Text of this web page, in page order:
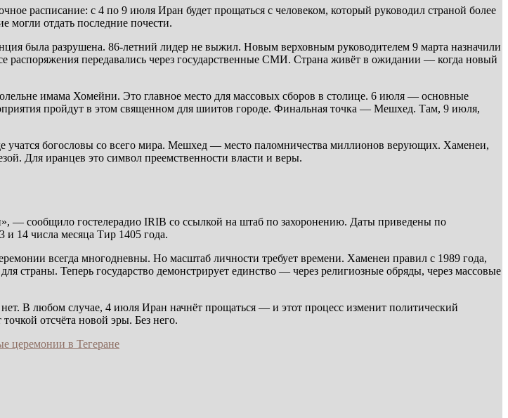
расписание: с 4 по 9 июля Иран будет прощаться с человеком, который руководил страной более
могли отдать последние почести.
была разрушена. 86-летний лидер не выжил. Новым верховным руководителем 9 марта назначили
передавались через государственные СМИ. Страна живёт в ожидании — когда новый
имама Хомейни. Это главное место для массовых сборов в столице. 6 июля — основные
пройдут в этом священном для шиитов городе. Финальная точка — Мешхед. Там, 9 июля,
богословы со всего мира. Мешхед — место паломничества миллионов верующих. Хаменеи,
Для иранцев это символ преемственности власти и веры.
— сообщило гостелерадио IRIB со ссылкой на штаб по захоронению. Даты приведены по
14 числа месяца Тир 1405 года.
всегда многодневны. Но масштаб личности требует времени. Хаменеи правил с 1989 года,
страны. Теперь государство демонстрирует единство — через религиозные обряды, через массовые
В любом случае, 4 июля Иран начнёт прощаться — и этот процесс изменит политический
отсчёта новой эры. Без него.
церемонии в Тегеране